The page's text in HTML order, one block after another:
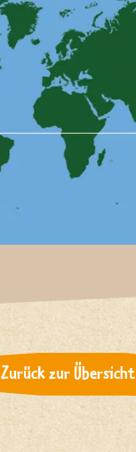
Zurück zur Übersicht